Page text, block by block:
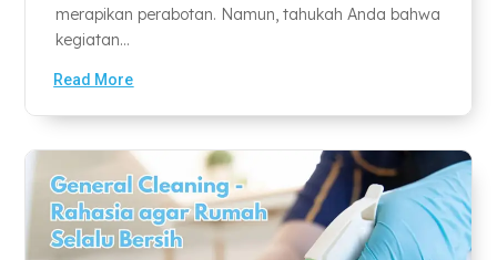
merapikan perabotan. Namun, tahukah Anda bahwa
kegiatan...
Read More